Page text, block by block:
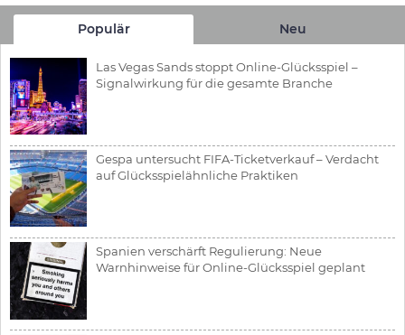
Populär Neu
Las Vegas Sands stoppt Online-Glücksspiel –
Signalwirkung für die gesamte Branche
Gespa untersucht FIFA-Ticketverkauf – Verdacht
auf Glücksspielähnliche Praktiken
Spanien verschärft Regulierung: Neue
Warnhinweise für Online-Glücksspiel geplant